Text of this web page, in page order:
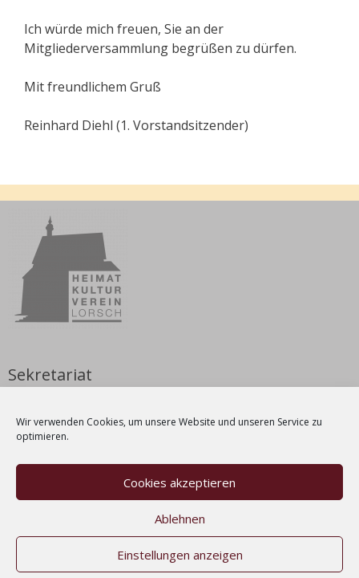
Wir verwenden Cookies, um unsere Website und unseren Service zu
optimieren.
Cookies akzeptieren
Ablehnen
Einstellungen anzeigen
Ich würde mich freuen, Sie an der
Mitgliederversammlung begrüßen zu dürfen.
Mit freundlichem Gruß
Reinhard Diehl (1. Vorstandsitzender)
Sekretariat
Dienstag & Donnerstag | 9 – 12 Uhr
Tel.: 06251-1038212
Kontakt Impressum Datenschutz